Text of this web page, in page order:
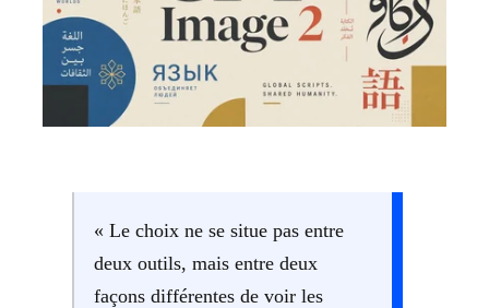
« Le choix ne se situe pas entre
deux outils, mais entre deux
façons différentes de voir les